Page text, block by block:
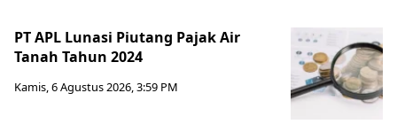
PT APL Lunasi Piutang Pajak Air
Tanah Tahun 2024
Kamis, 6 Agustus 2026, 3:59 PM